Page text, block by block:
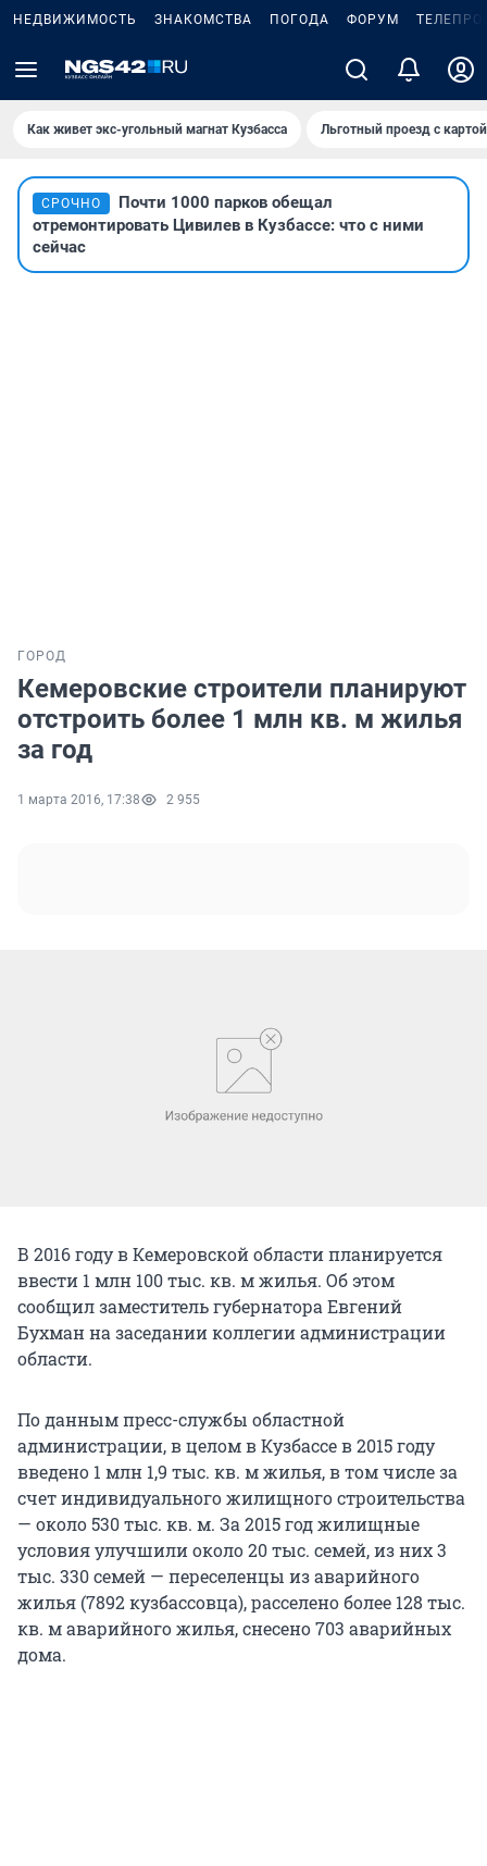
НЕДВИЖИМОСТЬ ЗНАКОМСТВА ПОГОДА ФОРУМ
Как живет экс-угольный магнат Кузбасса Льготный проезд с
СРОЧНО
Почти 1000 парков обещал
отремонтировать Цивилев в Кузбассе: что с ними
сейчас
ГОРОД
Кемеровские строители планируют
отстроить более 1 млн кв. м жилья
за год
1 марта 2016, 17:38 2 955
В 2016 году в Кемеровской области планируется
ввести 1 млн 100 тыс. кв. м жилья. Об этом
сообщил заместитель губернатора Евгений
Бухман на заседании коллегии администрации
области.
По данным пресс-службы областной
администрации, в целом в Кузбассе в 2015 году
введено 1 млн 1,9 тыс. кв. м жилья, в том числе за
счет индивидуального жилищного строительства
— около 530 тыс. кв. м. За 2015 год жилищные
условия улучшили около 20 тыс. семей, из них 3
тыс. 330 семей — переселенцы из аварийного
жилья (7892 кузбассовца), расселено более 128 тыс.
кв. м аварийного жилья, снесено 703 аварийных
дома.